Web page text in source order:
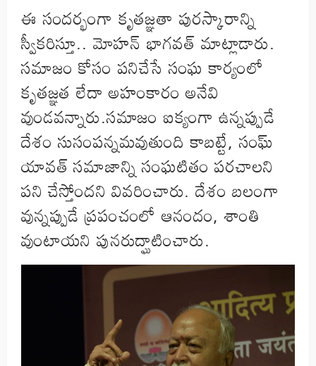
ఈ సందర్భంగా కృతజ్ఞతా పురస్కారాన్ని
స్వీకరిస్తూ.. మోహన్ భాగవత్ మాట్లాడారు.
సమాజం కోసం పనిచేసే సంఘ కార్యంలో
కృతజ్ఞత లేదా అహంకారం అనేవి
వుండవన్నారు.సమాజం ఐక్యంగా ఉన్నప్పుడే
దేశం సుసంపన్నమవుతుంది కాబట్టే, సంఘ్
యావత్ సమాజాన్ని సంఘటితం పరచాలని
పని చేస్తోందని వివరించారు. దేశం బలంగా
వున్నప్పుడే ప్రపంచంలో ఆనందం, శాంతి
వుంటాయని పునరుద్ఘాటించారు.